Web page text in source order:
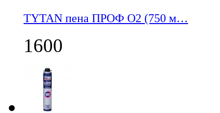
TYTAN пена ПРОФ О2 (750 м…
1600